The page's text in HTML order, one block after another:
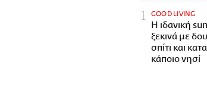
GOOD LIVING
Η ιδανική
ξεκινά με
σπίτι και
κάποιο νησί